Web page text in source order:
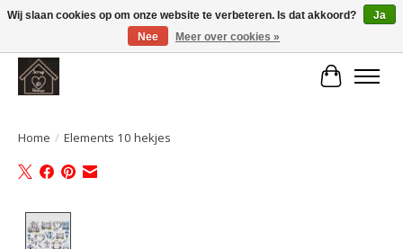
Large selection of products and fast shipping!
Home / Elements 10 hekjes
Wij slaan cookies op om onze website te verbeteren. Is dat akkoord?
Ja
Nee
Meer over cookies »